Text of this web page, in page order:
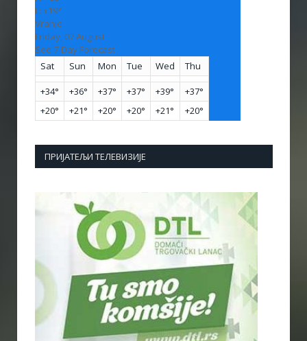
L: +19°
Vranje
Friday, 07 August
See 7-Day Forecast
Sat
Sun Mon Tue Wed Thu
+34° +36° +37° +37° +39° +37°
+20° +21° +20° +20° +21° +20°
ПРИЈАТЕЉИ ТЕЛЕВИЗИЈЕ